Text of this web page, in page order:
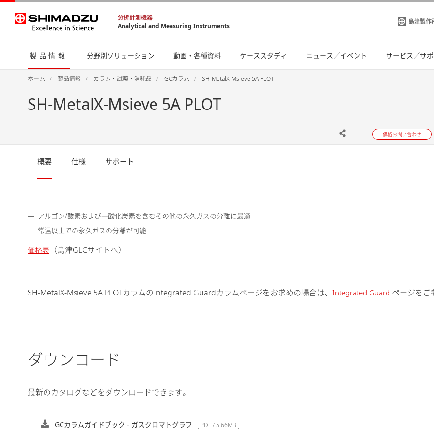
分析計測機器
Analytical and Measuring Instruments
島津製作
製品情報 分野別ソリューション 動画・各種資料 ケーススタディ ニュース／イベント サービス／サ
ホーム 製品情報 カラム・試薬・消耗品 GCカラム SH-MetalX-Msieve 5A PLOT
SH-MetalX-Msieve 5A PLOT
価格お問い合わせ
概要 仕様 サポート
アルゴン/酸素および一酸化炭素を含むその他の永久ガスの分離に最適
常温以上での永久ガスの分離が可能
価格表 （島津GLCサイトへ）
SH-MetalX-Msieve 5A PLOTカラムのIntegrated Guardカラムページをお求めの場合は、 Integrated Guard ページをご
ダウンロード
最新のカタログなどをダウンロードできます。
GCカラムガイドブック - ガスクロマトグラフ [ PDF / 5.66MB ]